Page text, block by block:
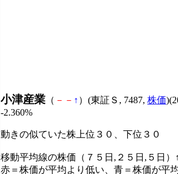
小津産業 （ － － ↑ ）(東証Ｓ, 7487, 株価
-2.360%
動きの似ていた株上位３０、下位３０
移動平均線の株価（７５日,２５日,５日
赤＝株価が平均より低い、青＝株価が平